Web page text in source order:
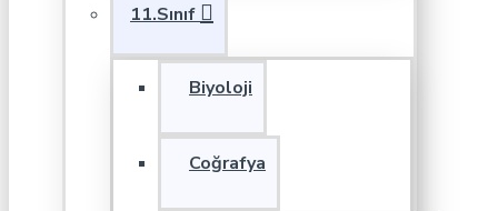
11.Sınıf
Biyoloji
Coğrafya